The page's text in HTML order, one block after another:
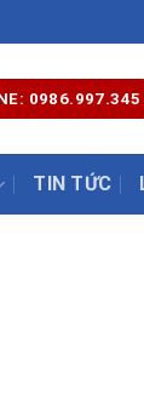
chất lượng
0986.997.345
TIN TỨC